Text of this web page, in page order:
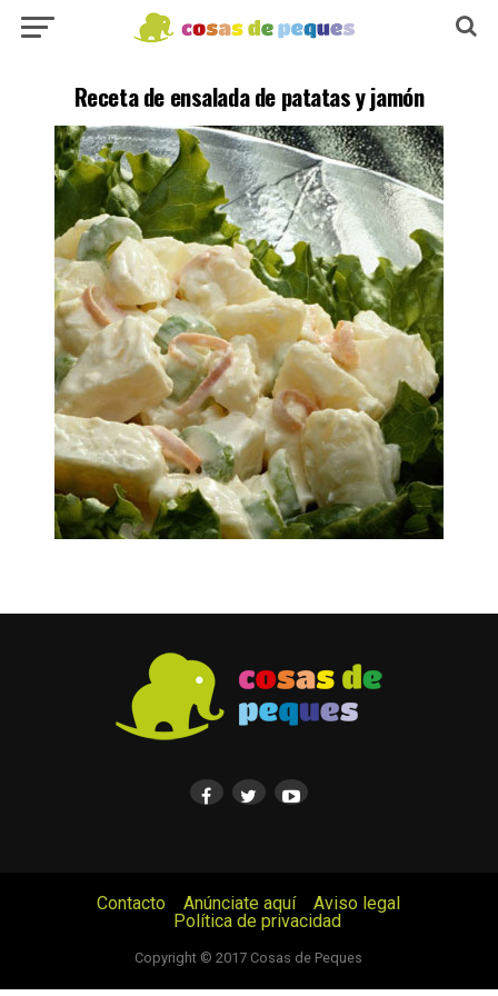
Receta de ensalada de patatas y jamón
Contacto Anúnciate aquí
Aviso legal
Política de privacidad
Copyright © 2017 Cosas de Peques